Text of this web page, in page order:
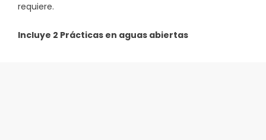
requiere.
Incluye 2 Prácticas en aguas abiertas